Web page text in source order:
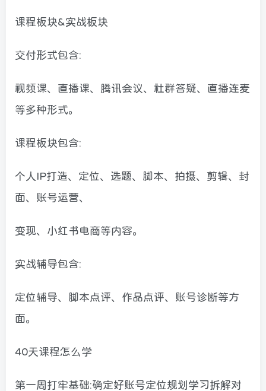
课程板块&实战板块
交付形式包含:
视频课、直播课、腾讯会议、社群答疑、直播连麦
等多种形式。
课程板块包含:
个人IP打造、定位、选题、脚本、拍摄、剪辑、封
面、账号运营、
变现、小红书电商等内容。
实战辅导包含:
定位辅导、脚本点评、作品点评、账号诊断等方
面。
40天课程怎么学
第一周打牢基础:确定好账号定位规划学习拆解对